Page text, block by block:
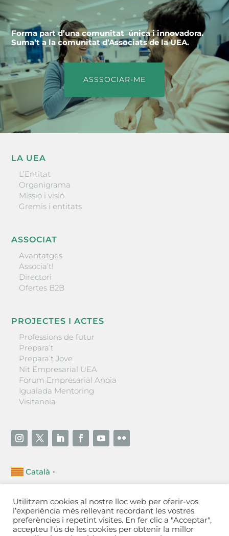
Forma part d’una comunitat única i innovadora.
Suma’t a la comunitat d’Associats de la UEA.
ASSSOCIAR-ME
LA UEA
L’Entitat
Organigrama
Missió i visió
Gremis i entitats
ASSOCIAT
Avantatges
Associa’t!
Directori
Ofertes B2B
PROJECTES I ACTES
Professions de futur
Prepara’t
Prepara’t Jove
Nit Empresarial UEA
Forum Empresarial Anoia
Igualada Mentoring
Visitanoia
Català ▼
Unió Empresarial de l’Anoia (UEA)
Ctra. de Manresa, 131, 08700 – Igualada (Barcelona)
Tel 93 805 22 92
Utilitzem cookies al nostre lloc web per oferir-vos
l’experiència més rellevant recordant les vostres
preferències i repetint visites. En fer clic a "Acceptar",
accepteu l'ús de les cookies per obtenir la millor